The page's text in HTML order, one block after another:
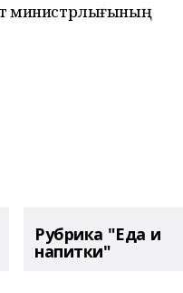
министрлығының
Рубрика "Еда и
напитки"